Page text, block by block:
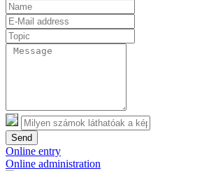
Send
Online entry
Online administration